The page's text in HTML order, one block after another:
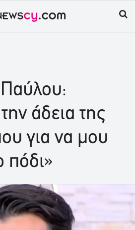
άδεια της
για να μου
πόδι»